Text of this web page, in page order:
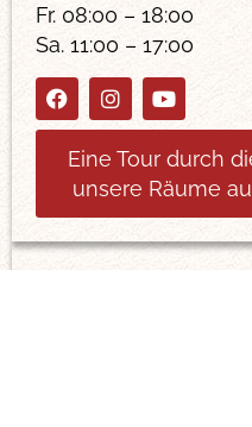
Fr. 08:00 – 18:00
Sa. 11:00 – 17:00
Eine Tour durch
unsere Räume